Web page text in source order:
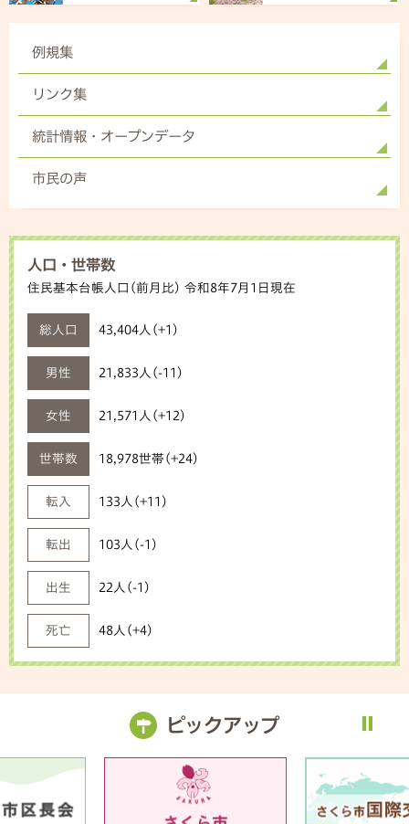
例規集
リンク集
統計情報・オープンデータ
市民の声
人口・世帯数
住民基本台帳人口(前月比) 令和8年7月1日現在
総人口 43,404人(+1)
男性 21,833人(-11)
女性 21,571人(+12)
世帯数 18,978世帯(+24)
転入 133人(+11)
転出 103人(-1)
出生 22人(-1)
死亡 48人(+4)
ピックアップ